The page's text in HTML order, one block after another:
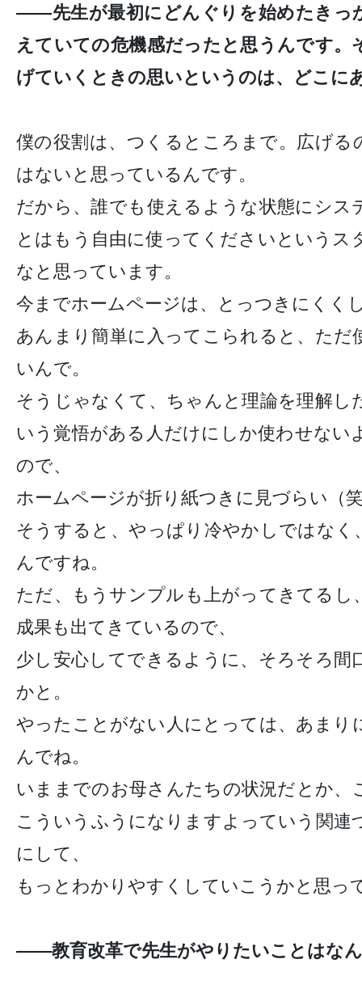
——先生が最初にどんぐりを始めたきっ
えていての危機感だったと思うんです。
げていくときの思いというのは、どこに
僕の役割は、つくるところまで。広げる
はないと思っているんです。
だから、誰でも使えるような状態にシス
とはもう自由に使ってくださいというス
なと思っています。
今までホームページは、とっつきにくく
あんまり簡単に入ってこられると、ただ
いんで。
そうじゃなくて、ちゃんと理論を理解し
いう覚悟がある人だけにしか使わせない
ので、
ホームページが折り紙つきに見づらい（
そうすると、やっぱり冷やかしではなく
んですね。
ただ、もうサンプルも上がってきてるし
成果も出てきているので、
少し安心してできるように、そろそろ間
かと。
やったことがない人にとっては、あまり
んでね。
いままでのお母さんたちの状況だとか、
こういうふうになりますよっていう関連
にして、
もっとわかりやすくしていこうかと思っ
——教育改革で先生がやりたいことはな